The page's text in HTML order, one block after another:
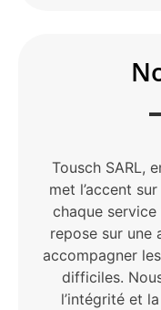
Tousch SARL,
met l’accent
chaque
repose sur une
accompagner
difficiles.
l’intégrité et